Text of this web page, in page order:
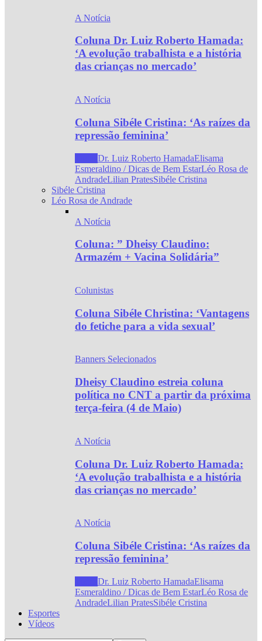
A Notícia
Coluna Dr. Luiz Roberto Hamada:
‘A evolução trabalhista e a história
das crianças no mercado’
A Notícia
Coluna Sibéle Cristina: ‘As raízes da
repressão feminina’
Dr. Luiz Roberto HamadaElisama
Esmeraldino / Dicas de Bem EstarLéo Rosa de
AndradeLilian PratesSibéle Cristina
Sibéle Cristina
Léo Rosa de Andrade
A Notícia
Coluna: ” Dheisy Claudino:
Armazém + Vacina Solidária”
Colunistas
Coluna Sibéle Christina: ‘Vantagens
do fetiche para a vida sexual’
Banners Selecionados
Dheisy Claudino estreia coluna
política no CNT a partir da próxima
terça-feira (4 de Maio)
A Notícia
Coluna Dr. Luiz Roberto Hamada:
‘A evolução trabalhista e a história
das crianças no mercado’
A Notícia
Coluna Sibéle Cristina: ‘As raízes da
repressão feminina’
Dr. Luiz Roberto HamadaElisama
Esmeraldino / Dicas de Bem EstarLéo Rosa de
AndradeLilian PratesSibéle Cristina
Esportes
Vídeos